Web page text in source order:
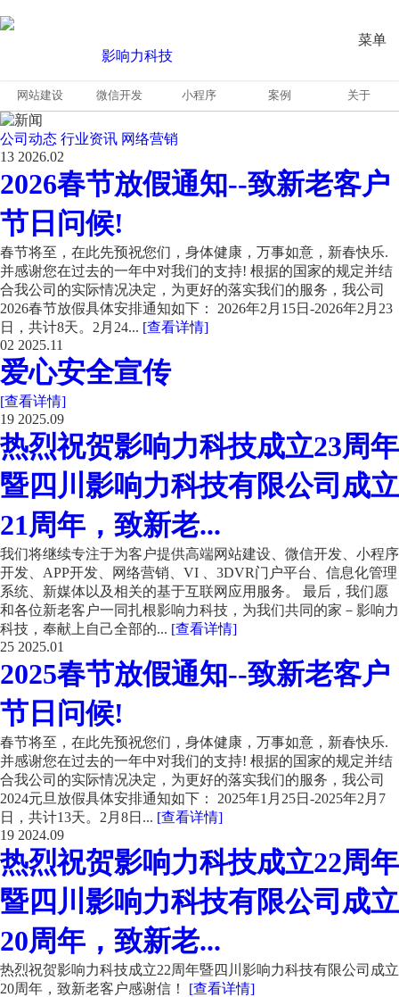
菜单
网站建设 微信开发 小程序 案例 关于
公司动态 行业资讯 网络营销
13 2026.02
2026春节放假通知--致新老客户
节日问候!
春节将至，在此先预祝您们，身体健康，万事如意，新春快乐.
并感谢您在过去的一年中对我们的支持! 根据的国家的规定并结
合我公司的实际情况决定，为更好的落实我们的服务，我公司
2026春节放假具体安排通知如下： 2026年2月15日-2026年2月23
日，共计8天。2月24... [查看详情]
02 2025.11
爱心安全宣传
[查看详情]
19 2025.09
热烈祝贺影响力科技成立23周年
暨四川影响力科技有限公司成立
21周年，致新老...
我们将继续专注于为客户提供高端网站建设、微信开发、小程序
开发、APP开发、网络营销、VI 、3DVR门户平台、信息化管理
系统、新媒体以及相关的基于互联网应用服务。 最后，我们愿
和各位新老客户一同扎根影响力科技，为我们共同的家－影响力
科技，奉献上自己全部的... [查看详情]
25 2025.01
2025春节放假通知--致新老客户
节日问候!
春节将至，在此先预祝您们，身体健康，万事如意，新春快乐.
并感谢您在过去的一年中对我们的支持! 根据的国家的规定并结
合我公司的实际情况决定，为更好的落实我们的服务，我公司
2024元旦放假具体安排通知如下： 2025年1月25日-2025年2月7
日，共计13天。2月8日... [查看详情]
19 2024.09
热烈祝贺影响力科技成立22周年
暨四川影响力科技有限公司成立
20周年，致新老...
热烈祝贺影响力科技成立22周年暨四川影响力科技有限公司成立
20周年，致新老客户感谢信！ [查看详情]